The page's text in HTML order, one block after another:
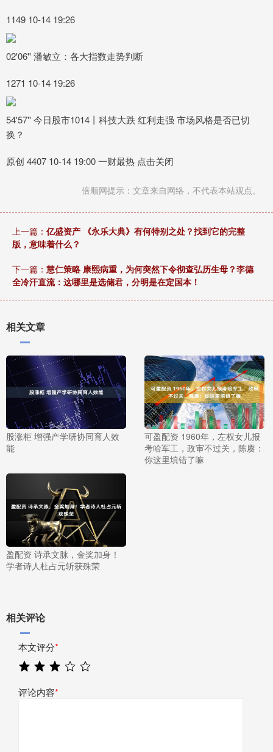
1149 10-14 19:26
02'06'' 潘敏立：各大指数走势判断
1271 10-14 19:26
54'57'' 今日股市1014丨科技大跌 红利走强 市场风格是否已切
换？
原创 4407 10-14 19:00 一财最热 点击关闭
倍顺网提示：文章来自网络，不代表本站观点。
上一篇： 亿盛资产 《永乐大典》有何特别之处？找到它的完整
版，意味着什么？
下一篇： 慧仁策略 康熙病重，为何突然下令彻查弘历生母？李德
全冷汗直流：这哪里是选储君，分明是在定国本！
相关文章
股涨柜 增强产学研协同育人效
能
可盈配资 1960年，左权女儿报
考哈军工，政审不过关，陈赓：
你这里填错了嘛
盈配资 诗承文脉，金奖加身！
学者诗人杜占元斩获殊荣
相关评论
本文评分*
评论内容*